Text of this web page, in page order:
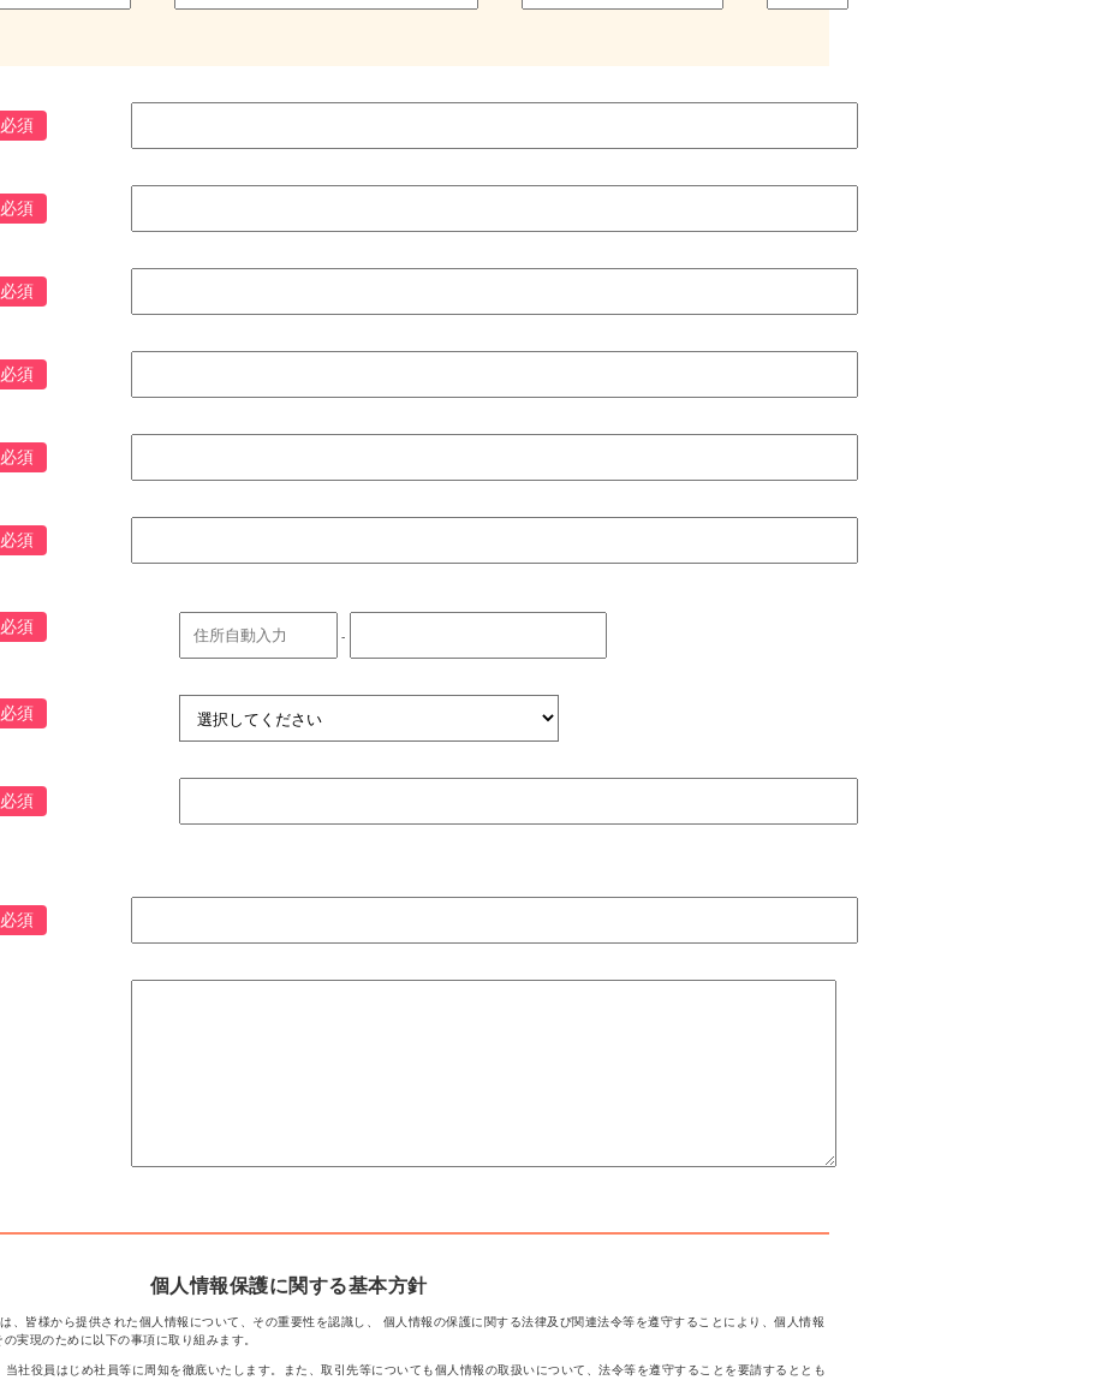
必須
必須
必須
必須
必須
必須
必須
必須
必須
-
必須
個人情報保護に関する基本方針
、皆様から提供された個人情報について、その重要性を認識し、 個人情報の保護に関する法律及び関連法令等を遵守することにより、個人情報
実現のために以下の事項に取り組みます。
社役員はじめ社員等に周知を徹底いたします。また、取引先等についても個人情報の取扱いについて、法令等を遵守することを要請するととも